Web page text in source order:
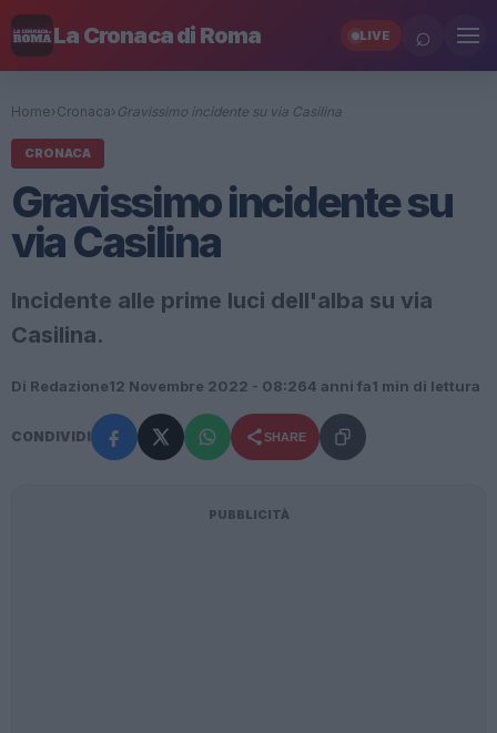
La Cronaca di Roma LIVE ⌕
Home› Cronaca› Gravissimo incidente su via Casilina
CRONACA
Gravissimo incidente su
via Casilina
Incidente alle prime luci dell'alba su via
Casilina.
Di Redazione12 Novembre 2022 - 08:264 anni fa1 min di lettura
CONDIVIDI SHARE
PUBBLICITÀ